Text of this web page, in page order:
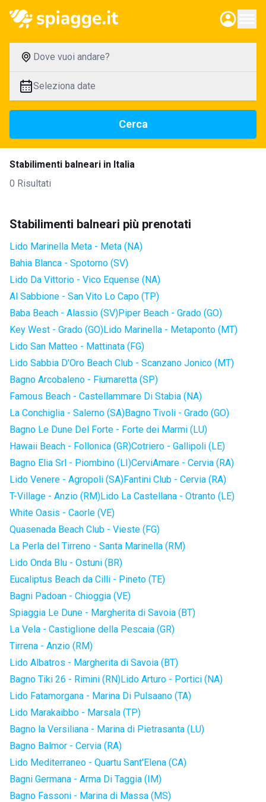
Dove vuoi andare?
Seleziona date
Cerca
Stabilimenti balneari in Italia
0 Risultati
Stabilimenti balneari più prenotati
Lido Marinella Meta - Meta (NA)
Bahia Blanca - Spotorno (SV)
Lido Da Vittorio - Vico Equense (NA)
Al Sabbione - San Vito Lo Capo (TP)
Baba Beach - Alassio (SV)Piper Beach - Grado (GO)
Key West - Grado (GO)Lido Marinella - Metaponto (MT)
Lido San Matteo - Mattinata (FG)
Lido Sabbia D'Oro Beach Club - Scanzano Jonico (MT)
Bagno Arcobaleno - Fiumaretta (SP)
Famous Beach - Castellammare Di Stabia (NA)
La Conchiglia - Salerno (SA)Bagno Tivoli - Grado (GO)
Bagno Le Dune Del Forte - Forte dei Marmi (LU)
Hawaii Beach - Follonica (GR)Cotriero - Gallipoli (LE)
Bagno Elia Srl - Piombino (LI)CerviAmare - Cervia (RA)
Lido Venere - Agropoli (SA)Fantini Club - Cervia (RA)
T-Village - Anzio (RM)Lido La Castellana - Otranto (LE)
White Oasis - Caorle (VE)
Quasenada Beach Club - Vieste (FG)
La Perla del Tirreno - Santa Marinella (RM)
Lido Onda Blu - Ostuni (BR)
Eucaliptus Beach da Cilli - Pineto (TE)
Bagni Padoan - Chioggia (VE)
Spiaggia Le Dune - Margherita di Savoia (BT)
La Vela - Castiglione della Pescaia (GR)
Tirrena - Anzio (RM)
Lido Albatros - Margherita di Savoia (BT)
Bagno Tiki 26 - Rimini (RN)Lido Arturo - Portici (NA)
Lido Fatamorgana - Marina Di Pulsaano (TA)
Lido Marakaibbo - Marsala (TP)
Bagno la Versiliana - Marina di Pietrasanta (LU)
Bagno Balmor - Cervia (RA)
Lido Mediterraneo - Quartu Sant'Elena (CA)
Bagni Germana - Arma Di Taggia (IM)
Bagno Fassoni - Marina di Massa (MS)